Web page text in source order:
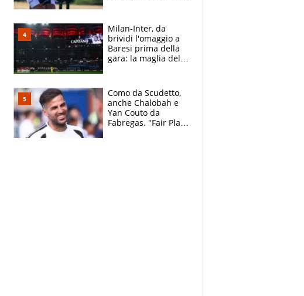
atlete
Milan-Inter, da
brividi l'omaggio a
Baresi prima della
gara: la maglia del
Como da Scudetto,
anche Chalobah e
Yan Couto da
Fabregas. "Fair Play